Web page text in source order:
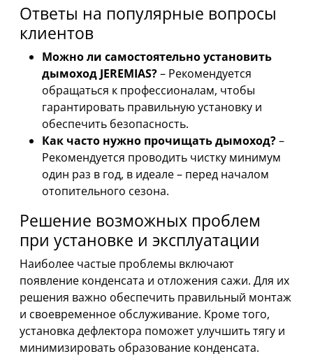
Ответы на популярные вопросы
клиентов
Можно ли самостоятельно установить
дымоход JEREMIAS?– Рекомендуется
обращаться к профессионалам, чтобы
гарантировать правильную установку и
обеспечить безопасность.
Как часто нужно прочищать дымоход?–
Рекомендуется проводить чистку минимум
один раз в год, в идеале – перед началом
отопительного сезона.
Решение возможных проблем
при установке и эксплуатации
Наиболее частые проблемы включают
появление конденсата и отложения сажи. Для их
решения важно обеспечить правильный монтаж
и своевременное обслуживание. Кроме того,
установка дефлектора поможет улучшить тягу и
минимизировать образование конденсата.